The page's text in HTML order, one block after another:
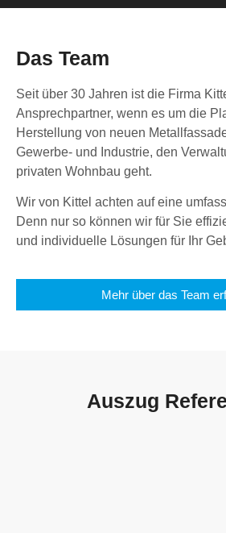
Das Team
Seit über 30 Jahren ist die Firma
Ansprechpartner, wenn es um die
Herstellung von neuen
Gewerbe- und Industrie, den
privaten Wohnbau geht.
Wir von Kittel achten auf eine
Denn nur so können wir für Sie
und individuelle Lösungen für Ihr
Mehr über das Team
Auszug